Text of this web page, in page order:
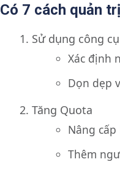
Có 7 cách quản
Sử dụng công
Xác định
Dọn dẹp
Tăng Quota
Nâng
Thêm